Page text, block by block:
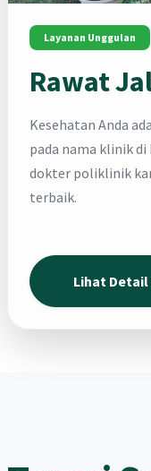
Layanan Unggulan
Rawat
Kesehatan Anda
pada nama klinik
dokter poliklinik
terbaik.
Lihat Detail